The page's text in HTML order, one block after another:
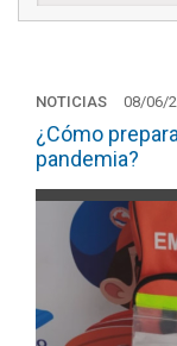
NOTICIAS 08/06/
¿Cómo
pandemia?